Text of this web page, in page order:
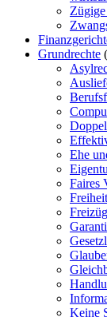
Grundrechte
Ehe
Faires
Keine